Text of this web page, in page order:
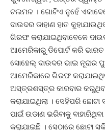
ଟଲମଳ । ଗୋଟିଏ ନୁହେଁ
ଦାଉଦର ଡାହାଣ ହାତ
ଗିରଫ କରାଯାଇଥିବାବେଳେ
ଆମେରିକାରୁ ଡିପୋର୍ଟ କରି
ସୋହେଲ୍ ଦାଉଦର ଭାଇ ନୂରାର
ଆମେରିକାରେ ଗିରଫ
ଅସ୍ତ୍ରଶସ୍ତ୍ର କାରବାର
କରାଯାଇଥିଲା । ସେହିପରି
ପାଇଁ ଉଡାଣ ଭରିବାକୁ
କରାଯାଇଛି । ସେଠାରେ